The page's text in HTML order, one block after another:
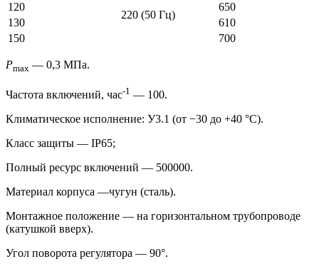
220 (50 Гц)
120
650
130
610
150
700
Pmax — 0,3 МПа.
Частота включений, час-1 — 100.
Климатическое исполнение: У3.1 (от −30 до +40 °С).
Класс защиты — IP65;
Полный ресурс включений — 500000.
Материал корпуса —чугун (сталь).
Монтажное положение — на горизонтальном трубопроводе
(катушкой вверх).
Угол поворота регулятора — 90°.